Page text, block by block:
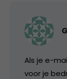
Als je e-
voor je